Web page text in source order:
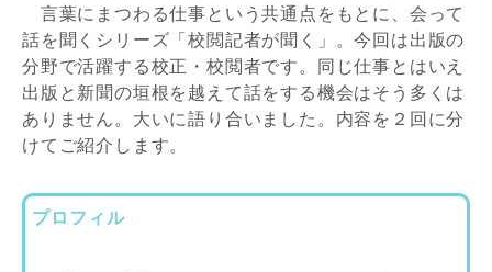
言葉にまつわる仕事という共通点をもとに、会って
話を聞くシリーズ「校閲記者が聞く」。今回は出版の
分野で活躍する校正・校閲者です。同じ仕事とはいえ
出版と新聞の垣根を越えて話をする機会はそう多くは
ありません。大いに語り合いました。内容を２回に分
けてご紹介します。
プロフィル